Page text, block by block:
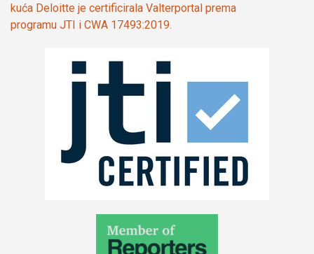
kuća Deloitte je certificirala Valterportal prema
programu JTI i CWA 17493:2019.